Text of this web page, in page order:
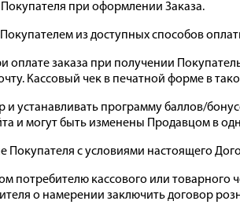
при оформлении Заказа.
из доступных способов
заказа при получении
Кассовый чек в печатной форме в
устанавливать программу баллов/
и могут быть изменены Продавцом в
Покупателя с условиями настоящего
потребителю кассового или
о намерении заключить договор